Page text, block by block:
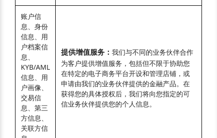
账户信
息、身份
信息、用
户档案信
息、
KYB/AML
信息、用
户画像、
交易信
息、第三
方信息、
关联方信
提供增值服务： 我们与不同的业务伙伴合作
为客户提供增值服务，包括但不限于协助您
在特定的电子商务平台开设和管理店铺，或
申请由我们的业务伙伴提供的金融产品。在
获得您的具体授权后，我们将向您指定的可
信业务伙伴提供您的个人信息。